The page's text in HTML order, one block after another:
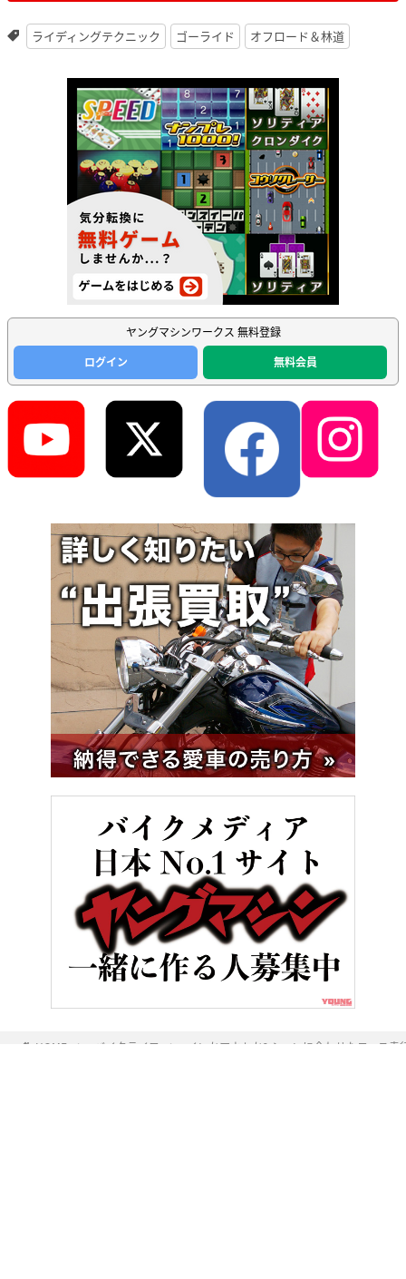
ライディングテクニック ゴーライド オフロード＆林道
ヤングマシンワークス 無料登録
ログイン
無料会員
HOME バイクライフ インかアウトか? シーンに合わせたコース